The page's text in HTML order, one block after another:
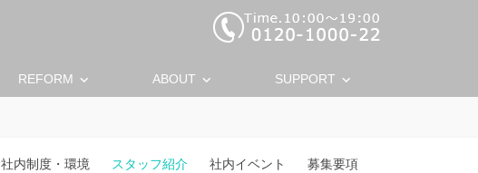
REFORM keyboard_arrow_down ABOUT keyboard_arrow_down SUPPORT keyboard_arrow_down
社内制度・環境 スタッフ紹介 社内イベント 募集要項